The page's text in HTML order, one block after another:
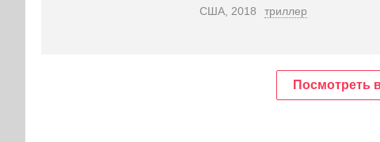
США, 2018 триллер
Посмотреть